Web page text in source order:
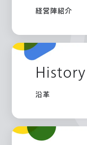
経営陣紹介
History
沿革